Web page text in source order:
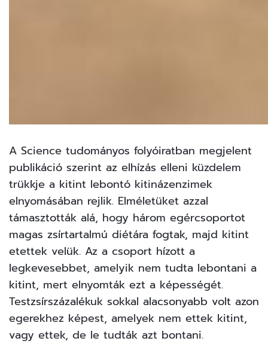
A Science tudományos folyóiratban megjelent
publikáció szerint az elhízás elleni küzdelem
trükkje a kitint lebontó kitinázenzimek
elnyomásában rejlik. Elméletüket azzal
támasztották alá, hogy három egércsoportot
magas zsírtartalmú diétára fogtak, majd kitint
etettek velük. Az a csoport hízott a
legkevesebbet, amelyik nem tudta lebontani a
kitint, mert elnyomták ezt a képességét.
Testzsírszázalékuk sokkal alacsonyabb volt azon
egerekhez képest, amelyek nem ettek kitint,
vagy ettek, de le tudták azt bontani.